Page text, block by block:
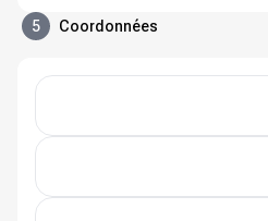
5 Coordonnées